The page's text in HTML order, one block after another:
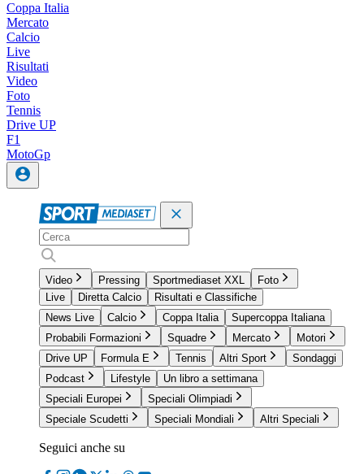
Coppa Italia
Mercato
Calcio
Live
Risultati
Video
Foto
Tennis
Drive UP
F1
MotoGp
Video Pressing Sportmediaset XXL
Foto
Live
Diretta Calcio
Risultati e Classifiche
News Live
Calcio Coppa Italia
Supercoppa Italiana
Probabili Formazioni
Squadre Mercato
Motori
Drive UP
Formula E Tennis Altri Sport
Sondaggi
Podcast
Lifestyle
Un libro a settimana
Speciali Europei
Speciali Olimpiadi
Speciale Scudetti
Speciali Mondiali Altri Speciali
Seguici anche su